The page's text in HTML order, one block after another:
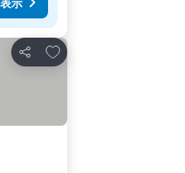
シェア
お気に入りに追加